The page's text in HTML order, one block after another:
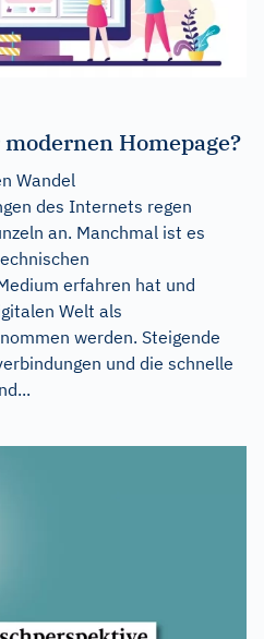
Homepage?
Wandel
des Internets regen
an. Manchmal ist es
erfahren hat und
Welt als
werden. Steigende
und die schnelle